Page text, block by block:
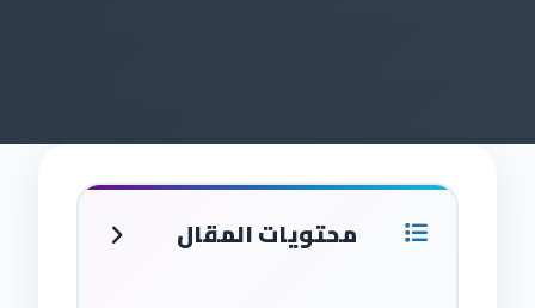
محتويات المقال